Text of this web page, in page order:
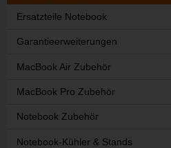
Ersatzteile Notebook
Garantieerweiterungen
MacBook Air Zubehör
MacBook Pro Zubehör
Notebook Zubehör
Notebook-Kühler & Stands